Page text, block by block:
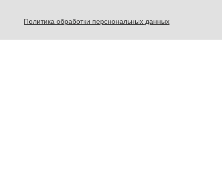
Политика обработки перснональных данных